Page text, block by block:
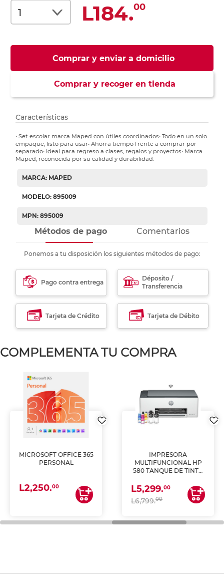
L184.00
Comprar y enviar a domicilio
Comprar y recoger en tienda
Características
• Set escolar marca Maped con útiles coordinados• Todo en un solo
empaque, listo para usar• Ahorra tiempo frente a comprar por
separado• Ideal para regreso a clases, regalos y proyectos• Marca
Maped, reconocida por su calidad y durabilidad.
MARCA: MAPED
MODELO: 895009
MPN: 895009
Métodos de pago Comentarios
Ponemos a tu disposición los siguientes métodos de pago:
Pago contra entrega
Déposito /
Transferencia
Tarjeta de Crédito Tarjeta de Débito
COMPLEMENTA TU COMPRA
MICROSOFT OFFICE 365
PERSONAL
L2,250.00
IMPRESORA
MULTIFUNCIONAL HP
580 TANQUE DE TINTA
ESCANEA)
L5,299.00
L6,799.00